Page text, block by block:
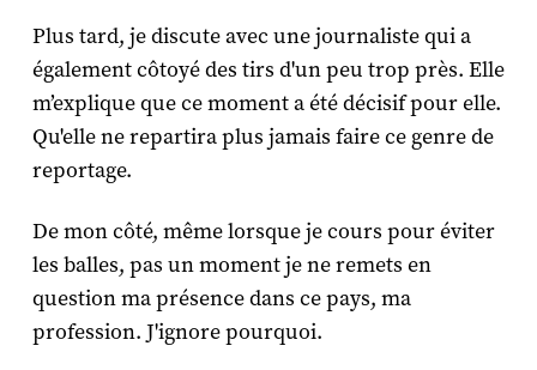
Plus tard, je discute avec une journaliste qui a
également côtoyé des tirs d'un peu trop près. Elle
m’explique que ce moment a été décisif pour elle.
Qu'elle ne repartira plus jamais faire ce genre de
reportage.
De mon côté, même lorsque je cours pour éviter
les balles, pas un moment je ne remets en
question ma présence dans ce pays, ma
profession. J'ignore pourquoi.